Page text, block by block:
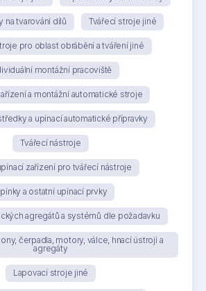
na tvarování dílů Tvářecí stroje jiné
pro oblast obrábění a tváření jiné
montážní pracoviště
a montážní automatické stroje
a upínací automatické přípravky
Tvářecí nástroje
zařízení pro tvářecí nástroje
a ostatní upínací prvky
agregátů a systémů dle požadavku
čerpadla, motory, válce, hnací ústrojí a
agregáty
Lapovací stroje jiné